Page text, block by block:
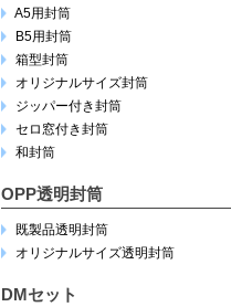
A5用封筒
B5用封筒
箱型封筒
オリジナルサイズ封筒
ジッパー付き封筒
セロ窓付き封筒
和封筒
OPP透明封筒
既製品透明封筒
オリジナルサイズ透明封筒
DMセット